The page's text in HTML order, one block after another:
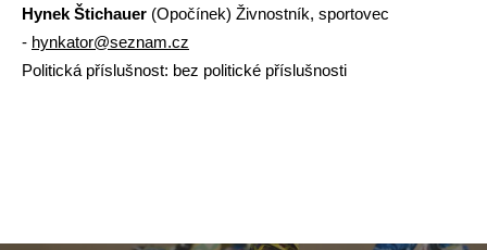
Hynek Štichauer (Opočínek) Živnostník, sportovec
- hynkator@seznam.cz
Politická příslušnost: bez politické příslušnosti